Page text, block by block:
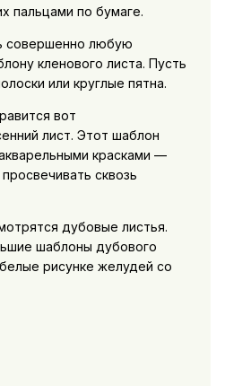
пальцами по бумаге.
совершенно любую
кленового листа. Пусть
или круглые пятна.
вот
лист. Этот шаблон
красками —
сквозь
дубовые листья.
шаблоны дубового
рисунке желудей со